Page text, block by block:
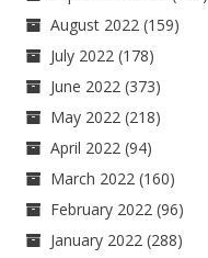
August 2022 (159)
July 2022 (178)
June 2022 (373)
May 2022 (218)
April 2022 (94)
March 2022 (160)
February 2022 (96)
January 2022 (288)